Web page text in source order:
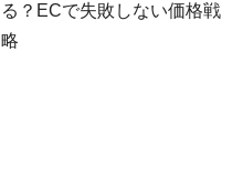
る？ECで失敗しない価格戦
略